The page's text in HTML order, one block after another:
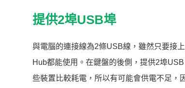
提供2埠USB埠
與電腦的連接線為2條USB線，雖然只要接
Hub都能使用。在鍵盤的後側，提供2埠
些裝置比較耗電，所以有可能會供電不足，